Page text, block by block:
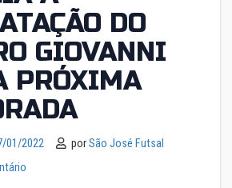
DO
GIOVANNI
PRÓXIMA
01/2022 porSão José Futsal